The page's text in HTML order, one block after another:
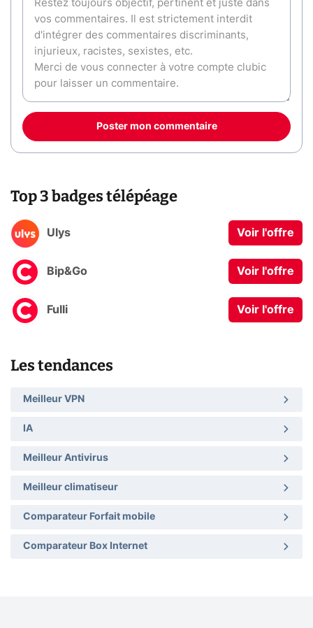
Poster mon commentaire
Top 3 badges télépéage
Ulys Voir l'offre
Bip&Go Voir l'offre
Fulli Voir l'offre
Les tendances
Meilleur VPN
IA
Meilleur Antivirus
Meilleur climatiseur
Comparateur Forfait mobile
Comparateur Box Internet